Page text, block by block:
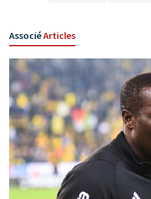
AssociéArticles